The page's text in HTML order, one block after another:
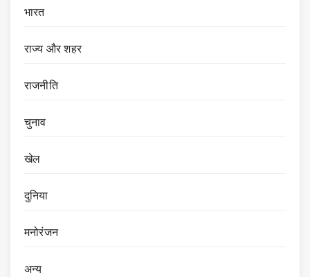
भारत
राज्य और शहर
राजनीति
चुनाव
खेल
दुनिया
मनोरंजन
अन्य